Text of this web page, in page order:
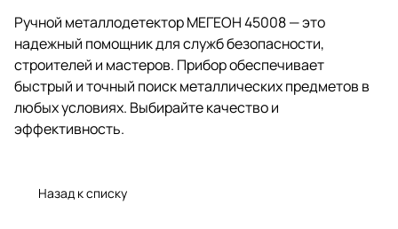
Ручной металлодетектор МЕГЕОН 45008 — это
надежный помощник для служб безопасности,
строителей и мастеров. Прибор обеспечивает
быстрый и точный поиск металлических предметов в
любых условиях. Выбирайте качество и
эффективность.
Назад к списку